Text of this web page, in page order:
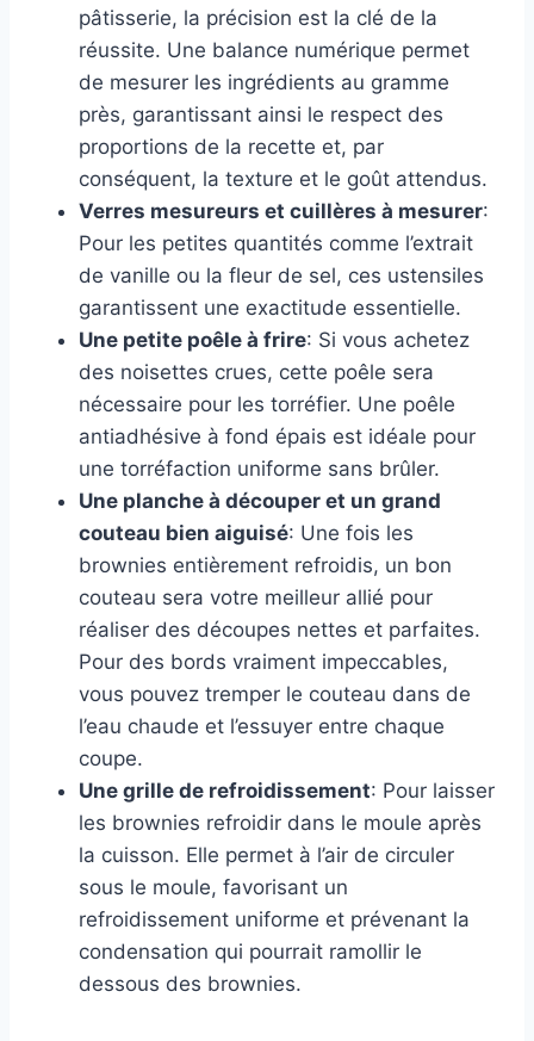
pâtisserie, la précision est la clé de la
réussite. Une balance numérique permet
de mesurer les ingrédients au gramme
près, garantissant ainsi le respect des
proportions de la recette et, par
conséquent, la texture et le goût attendus.
Verres mesureurs et cuillères à mesurer:
Pour les petites quantités comme l’extrait
de vanille ou la fleur de sel, ces ustensiles
garantissent une exactitude essentielle.
Une petite poêle à frire: Si vous achetez
des noisettes crues, cette poêle sera
nécessaire pour les torréfier. Une poêle
antiadhésive à fond épais est idéale pour
une torréfaction uniforme sans brûler.
Une planche à découper et un grand
couteau bien aiguisé: Une fois les
brownies entièrement refroidis, un bon
couteau sera votre meilleur allié pour
réaliser des découpes nettes et parfaites.
Pour des bords vraiment impeccables,
vous pouvez tremper le couteau dans de
l’eau chaude et l’essuyer entre chaque
coupe.
Une grille de refroidissement: Pour laisser
les brownies refroidir dans le moule après
la cuisson. Elle permet à l’air de circuler
sous le moule, favorisant un
refroidissement uniforme et prévenant la
condensation qui pourrait ramollir le
dessous des brownies.